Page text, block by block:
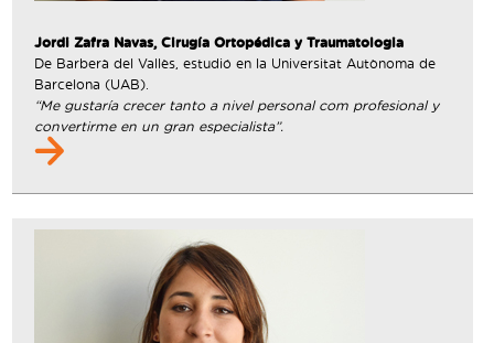
Jordi Zafra Navas, Cirugía Ortopédica y Traumatologia
De Barberà del Vallès, estudió en la Universitat Autònoma de
Barcelona (UAB).
“Me gustaría crecer tanto a nivel personal com profesional y
convertirme en un gran especialista”.